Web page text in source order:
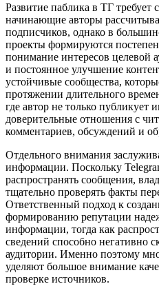
Развитие паблика в ТГ
начинающие авторы
подписчиков, однако в
проекты формируются
понимание интересов целевой
и постоянное улучшение
устойчивые сообщества,
протяжении длительного
где автор не только
доверительные отношения с
комментариев, обсуждений и
Отдельного внимания
информации. Поскольку
распространять сообщения,
тщательно проверять факты
Ответственный подход к
формированию репутации
информации, тогда как
сведений способно негативно
аудитории. Именно поэтому
уделяют большое внимание
проверке источников.